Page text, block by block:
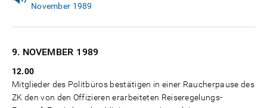
November 1989
9. NOVEMBER 1989
12.00
Mitglieder des Politbüros bestätigen in einer Raucherpause des
ZK den von den Offizieren erarbeiteten Reiseregelungs-